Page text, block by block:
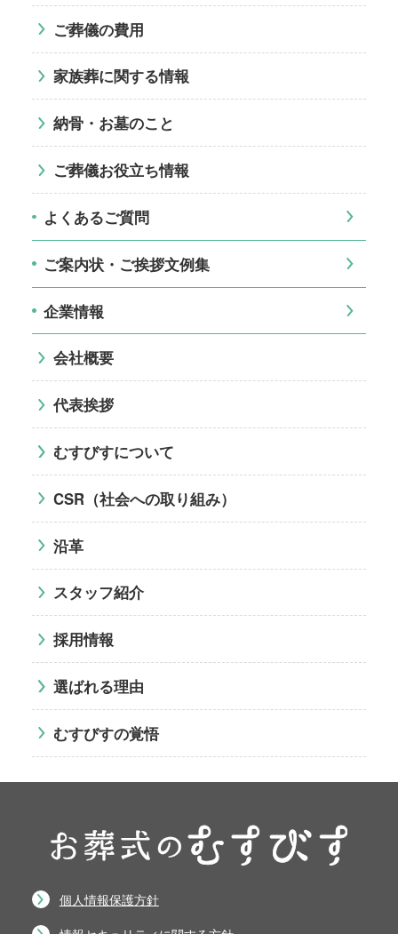
ご葬儀の費用
家族葬に関する情報
納骨・お墓のこと
ご葬儀お役立ち情報
よくあるご質問
ご案内状・ご挨拶文例集
企業情報
会社概要
代表挨拶
むすびすについて
CSR（社会への取り組み）
沿革
スタッフ紹介
採用情報
選ばれる理由
むすびすの覚悟
個人情報保護方針